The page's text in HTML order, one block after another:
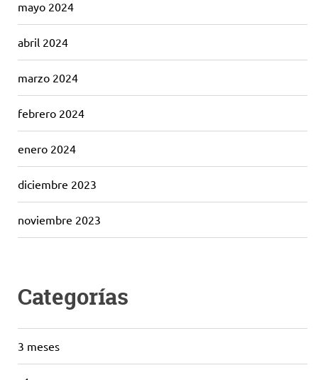
mayo 2024
abril 2024
marzo 2024
febrero 2024
enero 2024
diciembre 2023
noviembre 2023
Categorías
3 meses